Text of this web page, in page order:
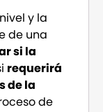
y la
de una
si la
requerirá
de la
de